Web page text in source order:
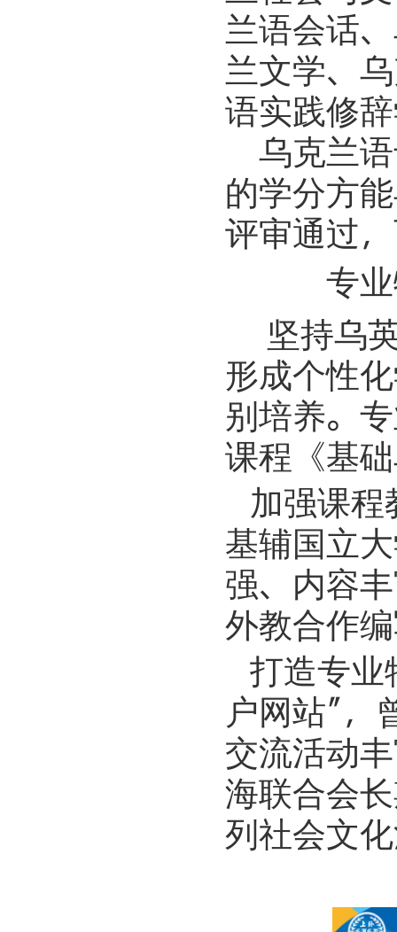
兰语会话
兰文学、
语实践修
乌克兰
的学分方
评审通过
专业
坚持乌
形成个性
别培养。
课程《基
加强课程
基辅国立
强、内容
外教合作
打造专业
户网站”，
交流活动
海联合会
列社会文